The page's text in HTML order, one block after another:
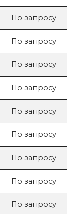
По запросу
По запросу
По запросу
По запросу
По запросу
По запросу
По запросу
По запросу
По запросу